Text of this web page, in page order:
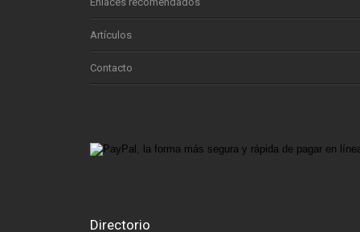
Artículos
Contacto
Directorio